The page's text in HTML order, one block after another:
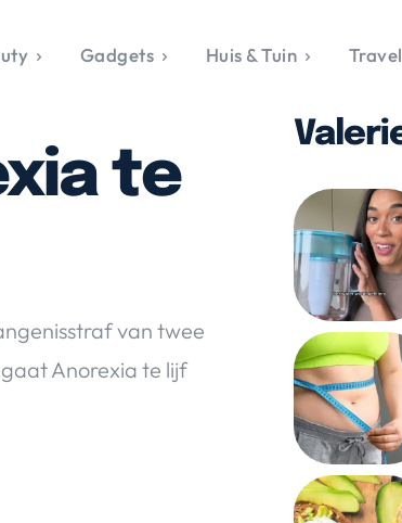
Food & Drinks
Health & Beauty
Lifestyle
Gadgets Huis & Tuin Travel
te
van twee